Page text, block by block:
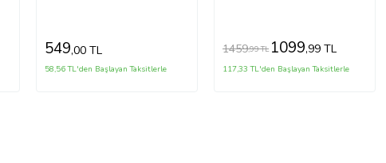
549,00 TL
58,56 TL'den Başlayan Taksitlerle
1459,99 TL 1099,99 TL
117,33 TL'den Başlayan Taksitlerle